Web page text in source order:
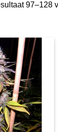
97–128